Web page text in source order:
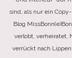
sind, als nur ein
Blog
verlobt, verheiratet,
verrückt nach